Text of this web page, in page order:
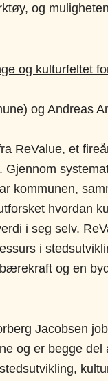
og
og kulturfeltet
og Andreas
ReValue, et
kommunen,
hvordan
i seg selv.
i
og en
Jacobsen
og er begge del